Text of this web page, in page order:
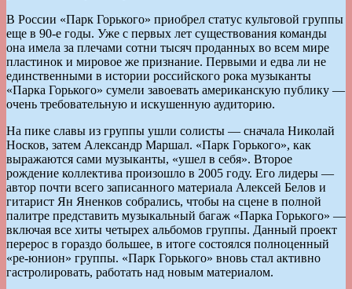
В России «Парк Горького» приобрел статус культовой группы
еще в 90-е годы. Уже с первых лет существования команды
она имела за плечами сотни тысяч проданных во всем мире
пластинок и мировое же признание. Первыми и едва ли не
единственными в истории российского рока музыканты
«Парка Горького» сумели завоевать американскую публику —
очень требовательную и искушенную аудиторию.
На пике славы из группы ушли солисты — сначала Николай
Носков, затем Александр Маршал. «Парк Горького», как
выражаются сами музыканты, «ушел в себя». Второе
рождение коллектива произошло в 2005 году. Его лидеры —
автор почти всего записанного материала Алексей Белов и
гитарист Ян Яненков собрались, чтобы на сцене в полной
палитре представить музыкальный багаж «Парка Горького» —
включая все хиты четырех альбомов группы. Данный проект
перерос в гораздо большее, в итоге состоялся полноценный
«ре-юнион» группы. «Парк Горького» вновь стал активно
гастролировать, работать над новым материалом.